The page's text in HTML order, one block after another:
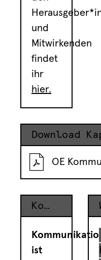
und
Mitwirkenden
findet
ihr
hier.
Download
OE
Kommunikation nach aussen
ist